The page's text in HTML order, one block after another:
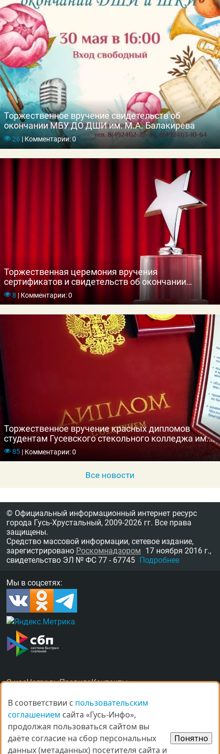
Торжественное вручение свидетельств об
окончании МБУ ДО ДШИ им. М.А. Балакирева
26 |Комментарии: 0
Торжественная церемония вручения
сертификатов и свидетельств об окончании
обучения в МБУДО «ЦДОД «Исток»
8 |Комментарии: 0
Торжественное вручение красных дипломов
студентам Гусевского стекольного колледжа им.
Г. Ф. Чехлова
85 |Комментарии: 0
Все новости
© Официальный информационный интернет ресурс
города Гусь-Хрустальный, 2009-2026 гг. Все права
защищены.
Средство массовой информации, сетевое издание,
зарегистрировано Роскомнадзором 17 ноября 2016 г.,
свидетельство ЭЛ № ФС 77 - 67745 Подробнее
Мы в соцсетях:
О насНаградыПравилаКонтакты
В соответствии с пользовательским
соглашением сайта «Гусь-Инфо»,
продолжая пользоваться сайтом вы
даёте согласие на сбор персональных
данных (метаданных) посетителя сайта и
Понятно
В соответствии с пользовательским
соглашением сайта «Гусь-Инфо»,
продолжая пользоваться сайтом вы
даёте согласие на сбор персональных
данных (метаданных) посетителя сайта и
Понятно